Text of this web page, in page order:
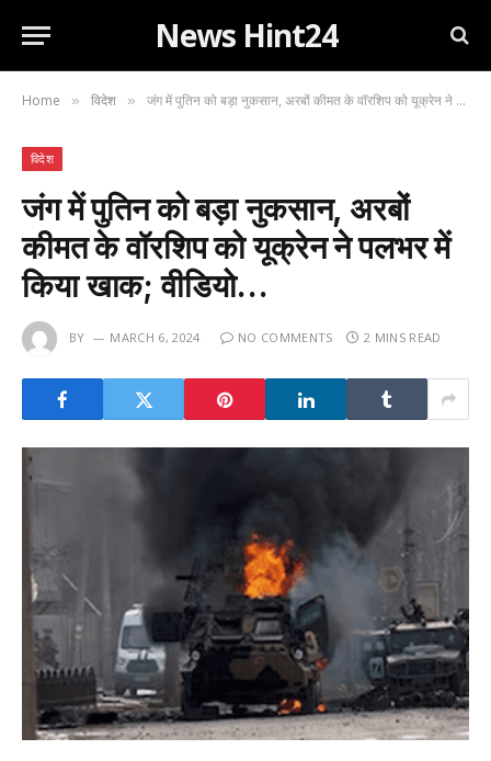
News Hint24
Home » विदेश » जंग में पुतिन को बड़ा नुकसान, अरबों कीमत के वॉरशिप को यूक्रेन ने पलभर में किया खाक; वीडियो…
विदेश
जंग में पुतिन को बड़ा नुकसान, अरबों
कीमत के वॉरशिप को यूक्रेन ने पलभर में
किया खाक; वीडियो…
BY MARCH 6, 2024 NO COMMENTS 2 MINS READ